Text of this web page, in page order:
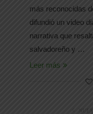
más reconocidas
difundió un video
narrativa que
salvadoreño y …
Leer más